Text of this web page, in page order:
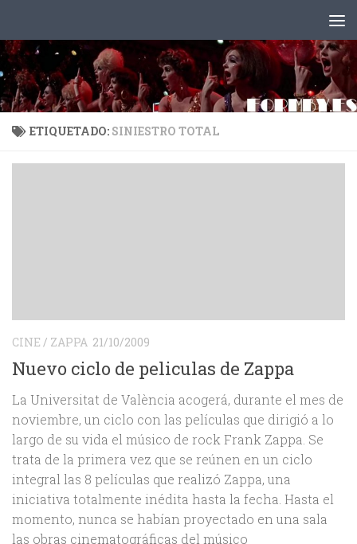
ETIQUETADO: SINIESTRO TOTAL
CINE / ZAPPA 21/10/2009
Nuevo ciclo de peliculas de Zappa
La Universitat de València acogerá, durante el mes de
noviembre, un ciclo con las películas que dirigió a lo
largo de su vida el músico de rock Frank Zappa. Se
trata de la primera vez que se reúnen en un ciclo
integral las 8 películas que realizó Zappa, una
iniciativa totalmente inédita hasta la fecha. Hasta el
momento, nunca se habían proyectado en una sala
las obras cinematográficas del músico